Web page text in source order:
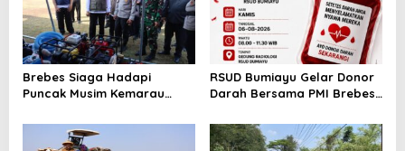
Brebes Siaga Hadapi
Puncak Musim Kemarau
Kesiapsiagaan Bencana dan
Karhutla
RSUD Bumiayu Gelar Donor
Darah Bersama PMI Brebes
Indonesia